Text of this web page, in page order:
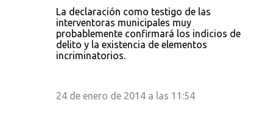
La declaración como testigo de las
interventoras municipales muy
probablemente confirmará los indicios de
delito y la existencia de elementos
incriminatorios.
24 de enero de 2014 a las 11:54